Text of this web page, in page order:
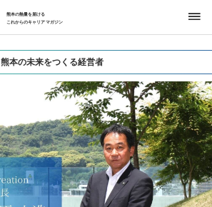
熊本の熱量を届ける
これからのキャリアマガジン
熊本の未来をつくる経営者